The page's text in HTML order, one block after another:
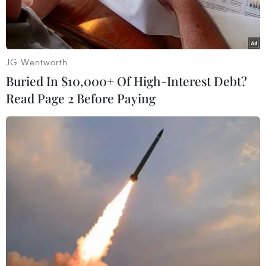
Một cơ sở lọc dầu ở Shuaiba, Iraq. (Ảnh: AFP/TTXVN)
Trong phiên giao dịch 27/2, giá dầu thế giới
giảm phiên thứ năm liên tiếp xuống mức thấp
nhất trong hơn một năm qua, giữa lúc các số
liệu cập nhật về diễn biến dịch viêm đường hô
hấp cấp COVID-19 tại các quốc gia ngoài Trung
JG Wentworth
Buried In $10,000+ Of High-Interest Debt?
Read Page 2 Before Paying